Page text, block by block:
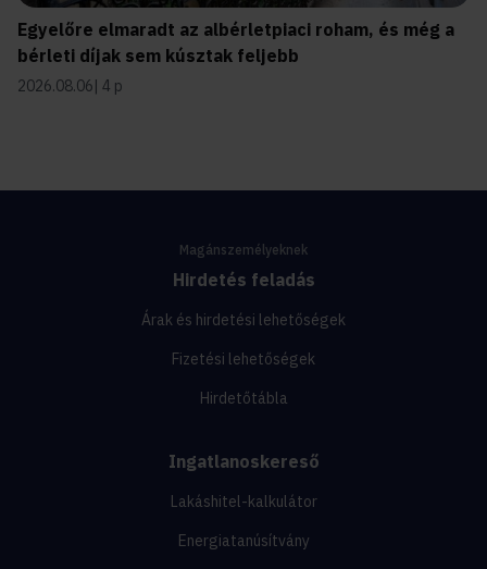
Egyelőre elmaradt az albérletpiaci roham, és még a
bérleti díjak sem kúsztak feljebb
2026.08.06 4 p
Magánszemélyeknek
Hirdetés feladás
Árak és hirdetési lehetőségek
Fizetési lehetőségek
Hirdetőtábla
Ingatlanoskereső
Lakáshitel-kalkulátor
Energiatanúsítvány